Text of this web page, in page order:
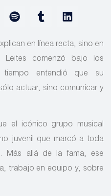
en línea recta, sino en
Leites comenzó bajo los
entendió que su
actuar, sino comunicar y
el icónico grupo musical
juvenil que marcó a toda
Más allá de la fama, ese
trabajo en equipo y, sobre